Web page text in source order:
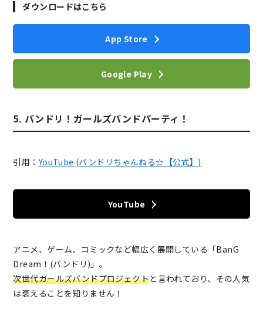
ダウンロードはこちら
App Store
Google Play
5. バンドリ！ガールズバンドパーティ！
引用：YouTube (バンドリちゃんねる☆【公式】)
YouTube
アニメ、ゲーム、コミックなど幅広く展開している「BanG
Dream！(バンドリ)」。
次世代ガールズバンドプロジェクトと言われており、その人気
は衰えることを知りません！